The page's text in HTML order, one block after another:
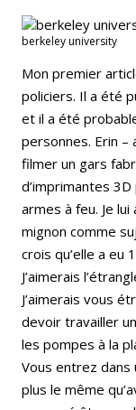
berkeley university
Mon premier
policiers. Il a été
et il a été
personnes. Erin –
filmer un gars
d’imprimantes
armes à feu. Je
mignon comme
crois qu’elle a eu
J’aimerais
J’aimerais vous
devoir travailler
les pompes à la
Vous entrez dans
plus le même